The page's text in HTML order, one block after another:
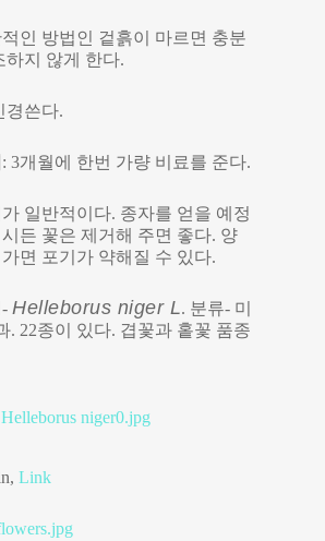
인 방법인 겉흙이 마르면 충분
하지 않게 한다.
경쓴다.
: 3개월에 한번 가량 비료를 준다.
일반적이다. 종자를 얻을 예정
든 꽃은 제거해 주면 좋다. 양
면 포기가 약해질 수 있다.
Helleborus niger L. 분류- 미
. 22종이 있다. 겹꽃과 홑꽃 품종
Link